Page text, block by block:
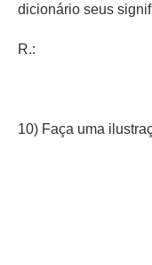
dicionário seus
R.:
10) Faça uma